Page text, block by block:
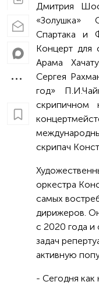
Дмитрия
«Золушка»
Спартака и
Концерт для
Арама
Сергея
год»
скрипичном
скрипач
оркестра
самых
дирижеров.
с 2020 года и
задач
активную
- Сегодня как